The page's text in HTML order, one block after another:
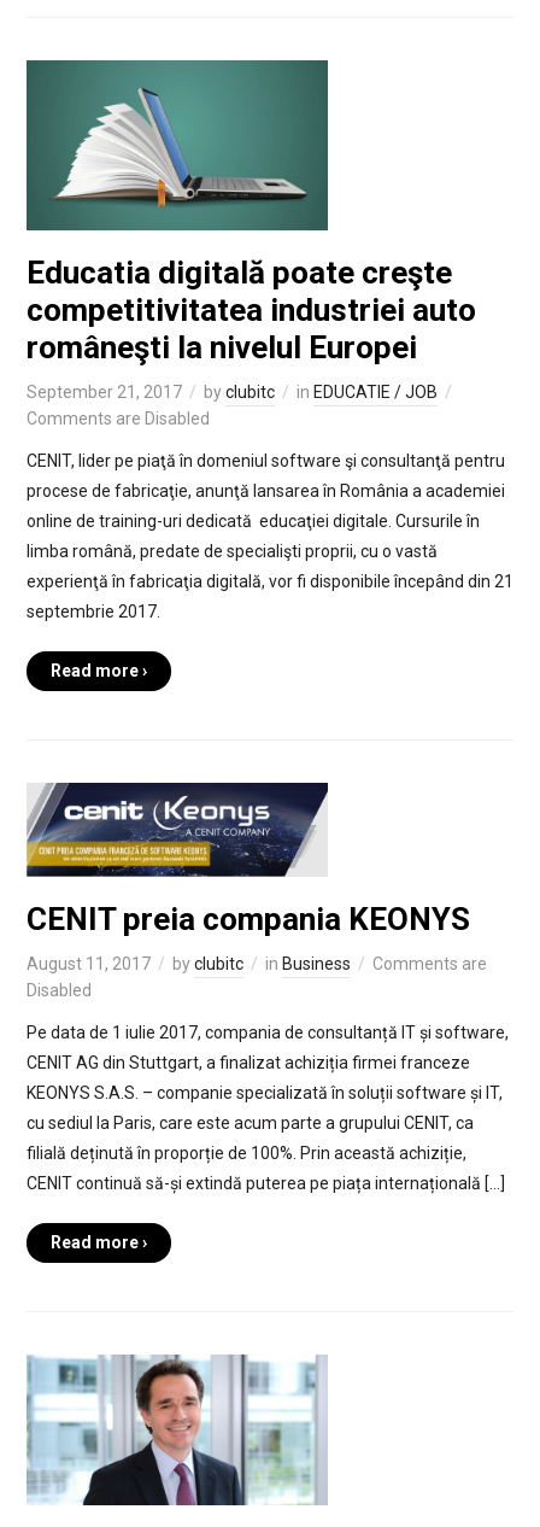
Educatia digitală poate creşte
competitivitatea industriei auto
româneşti la nivelul Europei
September 21, 2017 byclubitc in EDUCATIE / JOB
Comments are Disabled
CENIT, lider pe piaţă în domeniul software şi consultanţă pentru
procese de fabricaţie, anunţă lansarea în România a academiei
online de training-uri dedicată educaţiei digitale. Cursurile în
limba română, predate de specialişti proprii, cu o vastă
experienţă în fabricaţia digitală, vor fi disponibile începând din 21
septembrie 2017.
Read more ›
CENIT preia compania KEONYS
August 11, 2017 byclubitc in Business
Comments are
Disabled
Pe data de 1 iulie 2017, compania de consultanță IT și software,
CENIT AG din Stuttgart, a finalizat achiziția firmei franceze
KEONYS S.A.S. – companie specializată în soluții software și IT,
cu sediul la Paris, care este acum parte a grupului CENIT, ca
filială deținută în proporție de 100%. Prin această achiziție,
CENIT continuă să-și extindă puterea pe piața internațională […]
Read more ›